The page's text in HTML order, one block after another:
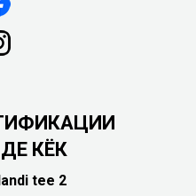
КЁК
tee 2